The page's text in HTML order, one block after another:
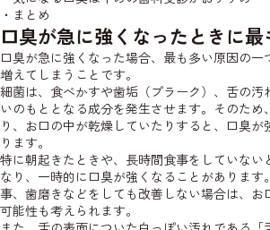
・まとめ
口臭が急に強くなったときに
口臭が急に強くなった場合、最も多い原因の
増えてしまうことです。
細菌は、食べかすや歯垢（プラーク）、舌の汚
いのもととなる成分を発生させます。そのため
り、お口の中が乾燥していたりすると、口臭が
ります。
特に朝起きたときや、長時間食事をしていない
なり、一時的に口臭が強くなることがありま
事、歯磨きなどをしても改善しない場合は、お
可能性も考えられます。